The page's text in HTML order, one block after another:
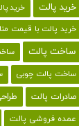
خرید پالت خرید
خرید پالت با قیمت
ساخت پالت
ساخت پالت چوبی
صادرات پالت
عمده فروشی پالت